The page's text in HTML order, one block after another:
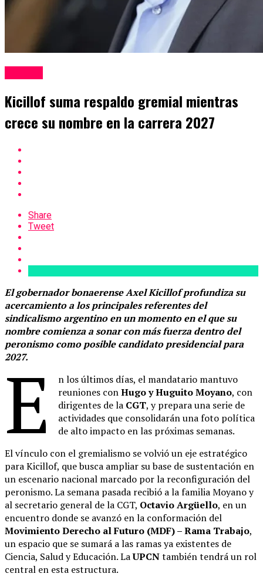
Kicillof suma respaldo gremial mientras
crece su nombre en la carrera 2027
Share
Tweet
El gobernador bonaerense Axel Kicillof profundiza su
acercamiento a los principales referentes del
sindicalismo argentino en un momento en el que su
nombre comienza a sonar con más fuerza dentro del
peronismo como posible candidato presidencial para
2027.
E
n los últimos días, el mandatario mantuvo
reuniones conHugo y Huguito Moyano, con
dirigentes de la CGT, y prepara una serie de
actividades que consolidarán una foto política
de alto impacto en las próximas semanas.
El vínculo con el gremialismo se volvió un eje estratégico
para Kicillof, que busca ampliar su base de sustentación en
un escenario nacional marcado por la reconfiguración del
peronismo. La semana pasada recibió a la familia Moyano y
al secretario general de la CGT, Octavio Argüello, en un
encuentro donde se avanzó en la conformación del
Movimiento Derecho al Futuro (MDF) – Rama Trabajo,
un espacio que se sumará a las ramas ya existentes de
Ciencia, Salud y Educación. LaUPCNtambién tendrá un rol
central en esta estructura.